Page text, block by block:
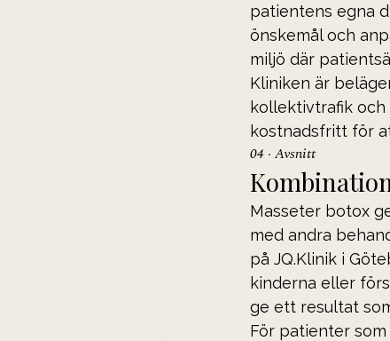
patientens egna
önskemål och
miljö där
Kliniken är
kollektivtrafik och
kostnadsfritt för
04 · Avsnitt
Masseter botox
med andra
på JQ.Klinik i
kinderna eller
ge ett resultat
För patienter